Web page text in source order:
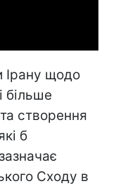
Ірану щодо
більше
створення
б
Сходу в